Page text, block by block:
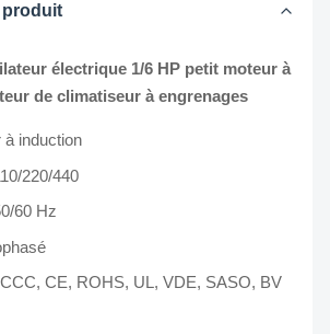
produit
électrique 1/6 HP petit moteur à
de climatiseur à engrenages
à induction
220/440
60 Hz
CE, ROHS, UL, VDE, SASO, BV